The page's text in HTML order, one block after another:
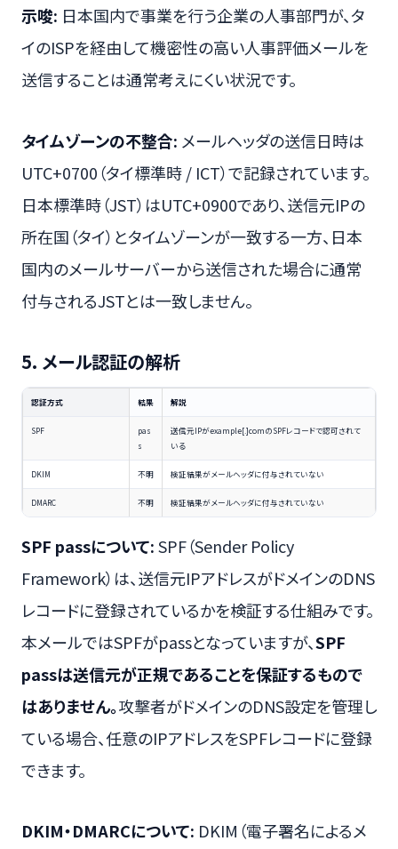
示唆: 日本国内で事業を行う企業の人事部門が、タ
イのISPを経由して機密性の高い人事評価メールを
送信することは通常考えにくい状況です。
タイムゾーンの不整合: メールヘッダの送信日時は
UTC+0700（タイ標準時 / ICT）で記録されています。
日本標準時（JST）はUTC+0900であり、送信元IPの
所在国（タイ）とタイムゾーンが一致する一方、日本
国内のメールサーバーから送信された場合に通常
付与されるJSTとは一致しません。
5. メール認証の解析
認証方式 結果 解説
SPF
pas
s
送信元IPがexample[.]comのSPFレコードで認可されて
いる
DKIM 不明 検証結果がメールヘッダに付与されていない
DMARC 不明 検証結果がメールヘッダに付与されていない
SPF passについて:SPF（Sender Policy
Framework）は、送信元IPアドレスがドメインのDNS
レコードに登録されているかを検証する仕組みです。
本メールではSPFがpassとなっていますが、SPF
passは送信元が正規であることを保証するもので
はありません。攻撃者がドメインのDNS設定を管理し
ている場合、任意のIPアドレスをSPFレコードに登録
できます。
DKIM・DMARCについて: DKIM（電子署名によるメ